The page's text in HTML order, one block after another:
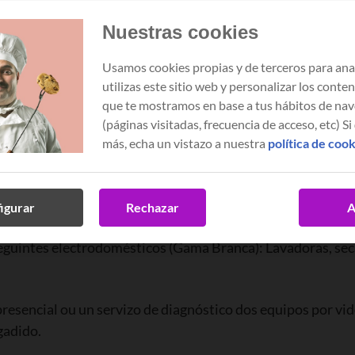
dun contrato de subministración eléctrica
contratarse simultaneamente ou con posteridade a
dende os 30 días posteriores á súa contratación.
electrodomésticos (Gama Branca): Lavadoras,
ou un servizo de diagnóstico dos equipos por
Nuestras cookies
Usamos cookies propias y de terceros para
utilizas este sitio web y personalizar los
que te mostramos en base a tus hábitos de
(páginas visitadas, frecuencia de acceso, etc)
más, echa un vistazo a nuestra política de
Rechazar